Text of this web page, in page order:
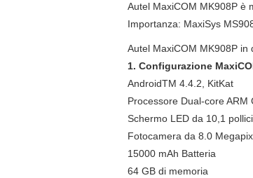
Autel MaxiCOM MK908P è
Importanza: MaxiSys
Autel MaxiCOM MK908P
1. Configurazione
AndroidTM 4.4.2, KitKat
Processore Dual-core ARM
Schermo LED da 10,1
Fotocamera da 8.0
15000 mAh Batteria
64 GB di memoria